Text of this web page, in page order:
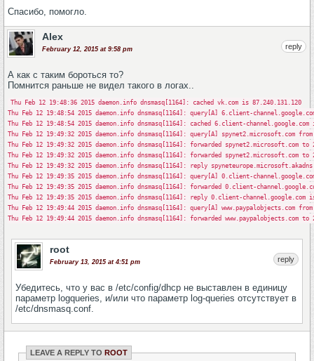
Спасибо, помогло.
Alex
February 12, 2015 at 9:58 pm
А как с таким бороться то?
Помнится раньше не видел такого в логах..
Thu Feb 12 19:48:36 2015 daemon.info dnsmasq[1164]: cached vk.com is 87.240.131.120
Thu Feb 12 19:48:54 2015 daemon.info dnsmasq[1164]: query[A] 6.client-
Thu Feb 12 19:48:54 2015 daemon.info dnsmasq[1164]: cached 6.client-channel.google.com
Thu Feb 12 19:49:32 2015 daemon.info dnsmasq[1164]: query[A] spynet2.microsoft.com
Thu Feb 12 19:49:32 2015 daemon.info dnsmasq[1164]: forwarded spynet2.microsoft.com to
Thu Feb 12 19:49:32 2015 daemon.info dnsmasq[1164]: forwarded spynet2.microsoft.com to
Thu Feb 12 19:49:32 2015 daemon.info dnsmasq[1164]: reply
Thu Feb 12 19:49:35 2015 daemon.info dnsmasq[1164]: query[A] 0.client-
Thu Feb 12 19:49:35 2015 daemon.info dnsmasq[1164]: forwarded 0.client-
Thu Feb 12 19:49:35 2015 daemon.info dnsmasq[1164]: reply 0.client-channel.google.com
Thu Feb 12 19:49:44 2015 daemon.info dnsmasq[1164]: query[A] www.paypalobjects.com
Thu Feb 12 19:49:44 2015 daemon.info dnsmasq[1164]: forwarded www.paypalobjects.com to
reply
root
February 13, 2015 at 4:51 pm
Убедитесь, что у вас в /etc/config/dhcp не выставлен в единицу
параметр logqueries, и/или что параметр log-queries отсутствует в
/etc/dnsmasq.conf.
reply
LEAVE A REPLY TO ROOT